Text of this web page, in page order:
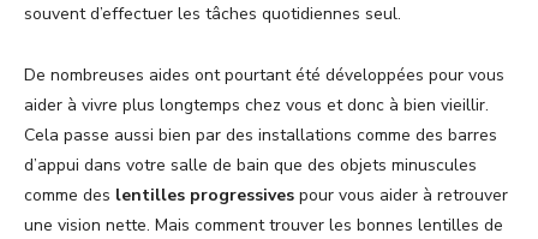
souvent d’effectuer les tâches quotidiennes seul.
De nombreuses aides ont pourtant été développées pour vous
aider à vivre plus longtemps chez vous et donc à bien vieillir.
Cela passe aussi bien par des installations comme des barres
d’appui dans votre salle de bain que des objets minuscules
comme des lentilles progressives pour vous aider à retrouver
une vision nette. Mais comment trouver les bonnes lentilles de